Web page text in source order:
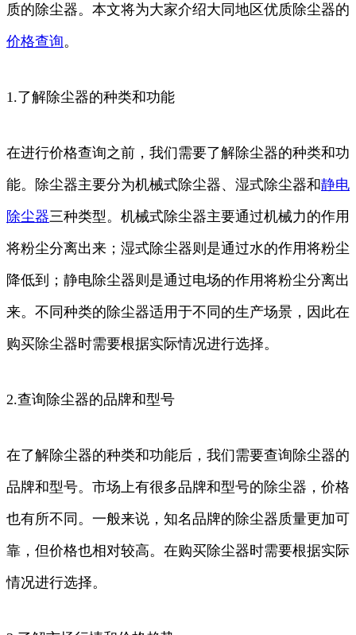
质的除尘器。本文将为大家介绍大同地区优质除尘器的
价格查询。
1.了解除尘器的种类和功能
在进行价格查询之前，我们需要了解除尘器的种类和功
能。除尘器主要分为机械式除尘器、湿式除尘器和静电
除尘器三种类型。机械式除尘器主要通过机械力的作用
将粉尘分离出来；湿式除尘器则是通过水的作用将粉尘
降低到；静电除尘器则是通过电场的作用将粉尘分离出
来。不同种类的除尘器适用于不同的生产场景，因此在
购买除尘器时需要根据实际情况进行选择。
2.查询除尘器的品牌和型号
在了解除尘器的种类和功能后，我们需要查询除尘器的
品牌和型号。市场上有很多品牌和型号的除尘器，价格
也有所不同。一般来说，知名品牌的除尘器质量更加可
靠，但价格也相对较高。在购买除尘器时需要根据实际
情况进行选择。